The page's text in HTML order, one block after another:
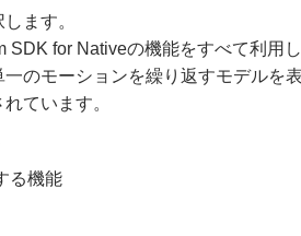
ます。
for Nativeの機能をすべて利用
のモーションを繰り返すモデル
ています。
る機能